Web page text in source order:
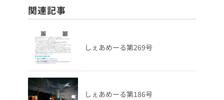
関連記事
しぇあめーる第269号
しぇあめーる第186号